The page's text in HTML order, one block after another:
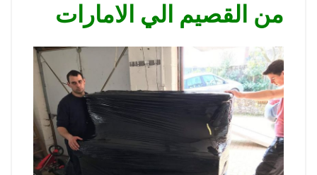
من القصيم الي الامارات